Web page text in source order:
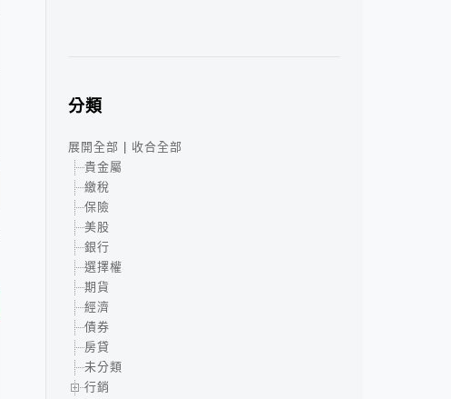
分類
展開全部
收合全部
貴金屬
繳稅
保險
美股
銀行
選擇權
期貨
經濟
債券
房貸
未分類
行銷